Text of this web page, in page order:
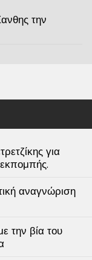
την
για
αναγνώριση
την βία του